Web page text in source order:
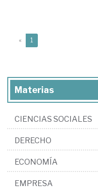
« 1
Materias
CIENCIAS SOCIALES
DERECHO
ECONOMÍA
EMPRESA